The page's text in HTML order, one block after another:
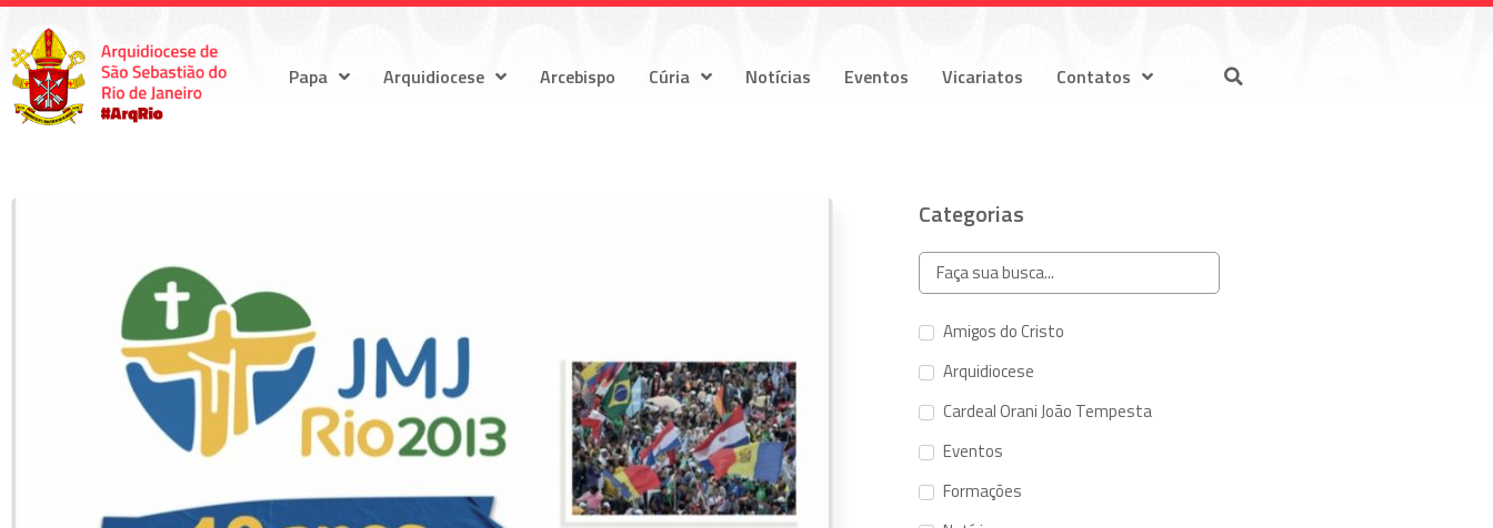
Papa Arquidiocese Arcebispo Cúria Notícias Eventos Vicariatos Contatos
Categorias
Amigos do Cristo
Arquidiocese
Cardeal Orani João Tempesta
Eventos
Formações